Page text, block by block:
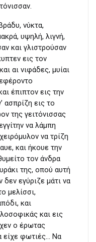
νύκτα,
υψηλή, λιγνή,
και γλιστρούσαν
εις τον
αι νιφάδες, μυίαι
έπιπτον εις την
ασπρίζη εις το
της γειτόνισσας
να λάμπη
να τρίζη
και ήκουε την
τον άνδρα
της, οπού αυτή
εγύριζε μάτι να
μελίσσι,
και
και εις
ο έρωτας
είχε φωτιές… Να